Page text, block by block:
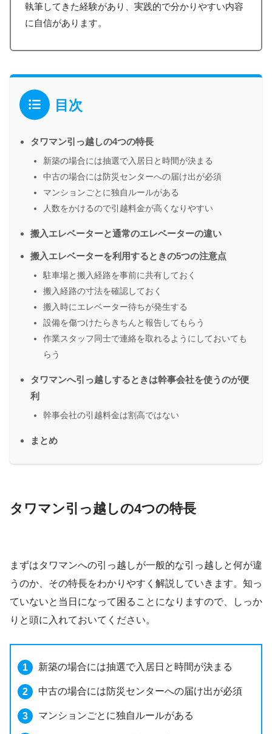
執筆してきた経験があり、実践的で分かりやすい内容
に自信があります。
目次
タワマン引っ越しの4つの特長
新築の場合には抽選で入居日と時間が決まる
中古の場合には防災センターへの届け出が必須
マンションごとに独自ルールがある
人数をかけるので引越料金が高くなりやすい
搬入エレベーターと通常のエレベーターの違い
搬入エレベーターを利用するときの5つの注意点
駐車場と搬入経路を事前に共有しておく
搬入経路の寸法を確認しておく
搬入時にエレベーター待ちが発生する
設備を傷つけたらきちんと報告してもらう
作業スタッフ同士で連絡を取れるようにしておいても
らう
タワマンへ引っ越しするときは幹事会社を使うのが便
利
幹事会社の引越料金は割高ではない
まとめ
タワマン引っ越しの4つの特長
まずはタワマンへの引っ越しが一般的な引っ越しと何が違
うのか、その特長をわかりやすく解説していきます。知っ
ていないと当日になって困ることになりますので、しっか
りと頭に入れておいてください。
新築の場合には抽選で入居日と時間が決まる
中古の場合には防災センターへの届け出が必須
マンションごとに独自ルールがある